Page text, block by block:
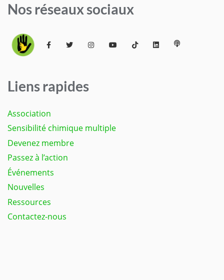
Nos réseaux sociaux
Liens rapides
Association
Sensibilité chimique multiple
Devenez membre
Passez à l’action
Événements
Nouvelles
Ressources
Contactez-nous